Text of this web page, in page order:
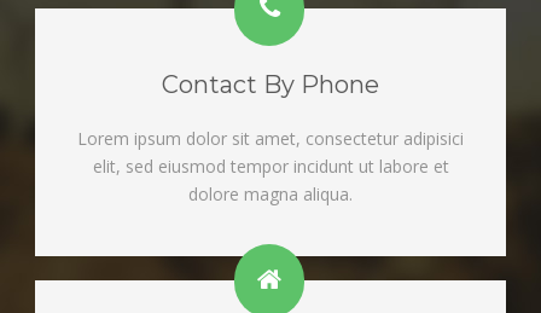
Contact By Phone
Lorem ipsum dolor sit amet, consectetur adipisici
elit, sed eiusmod tempor incidunt ut labore et
dolore magna aliqua.